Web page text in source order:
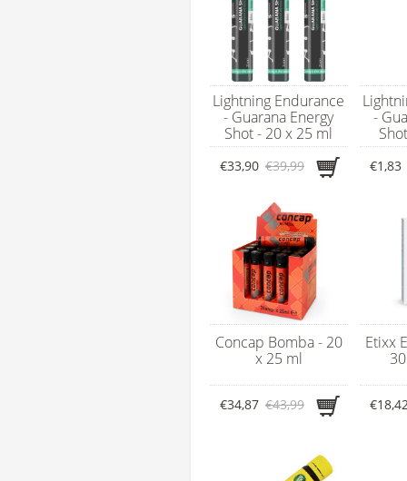
Lightning Endurance
- Guarana Energy
Shot - 20 x 25 ml
€33,90 €39,99
-
€1,83
Concap Bomba - 20
x 25 ml
€34,87 €43,99
Etixx
€18,42